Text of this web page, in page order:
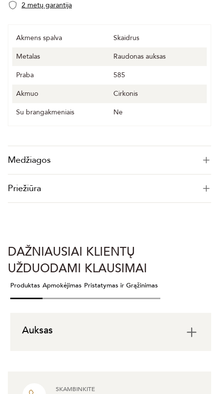
2 metų garantija
Akmens spalva
Skaidrus
Metalas
Raudonas auksas
Praba
585
Akmuo
Cirkonis
Su brangakmeniais
Ne
Medžiagos
Priežiūra
SKAMBINKITE
DAŽNIAUSIAI KLIENTŲ
UŽDUODAMI KLAUSIMAI
Produktas Apmokėjimas Pristatymas ir Grąžinimas
Auksas